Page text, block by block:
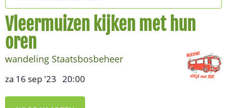
Vleermuizen kijken met hun
oren
wandeling Staatsbosbeheer
za 16 sep '23 20:00